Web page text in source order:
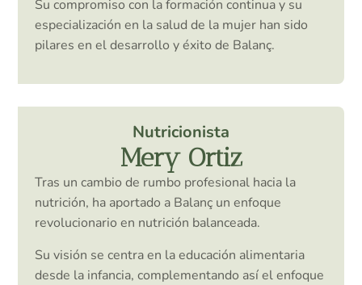
Su compromiso con la formación continua y su
especialización en la salud de la mujer han sido
pilares en el desarrollo y éxito de Balanç.
Nutricionista
Mery Ortiz
Tras un cambio de rumbo profesional hacia la
nutrición, ha aportado a Balanç un enfoque
revolucionario en nutrición balanceada.
Su visión se centra en la educación alimentaria
desde la infancia, complementando así el enfoque